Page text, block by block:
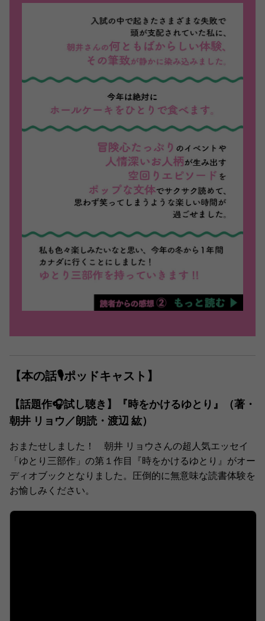
【本の話🎙ポッドキャスト】
【話題作🎧試し聴き】『時をかけるゆとり』（著・
朝井 リョウ／朗読・渡辺 紘）
おまたせしました！ 朝井 リョウさんの超人気エッセイ
「ゆとり三部作」の第１作目『時をかけるゆとり』がオー
ディオブックとなりました。圧倒的に無意味な読書体験を
お愉しみください。